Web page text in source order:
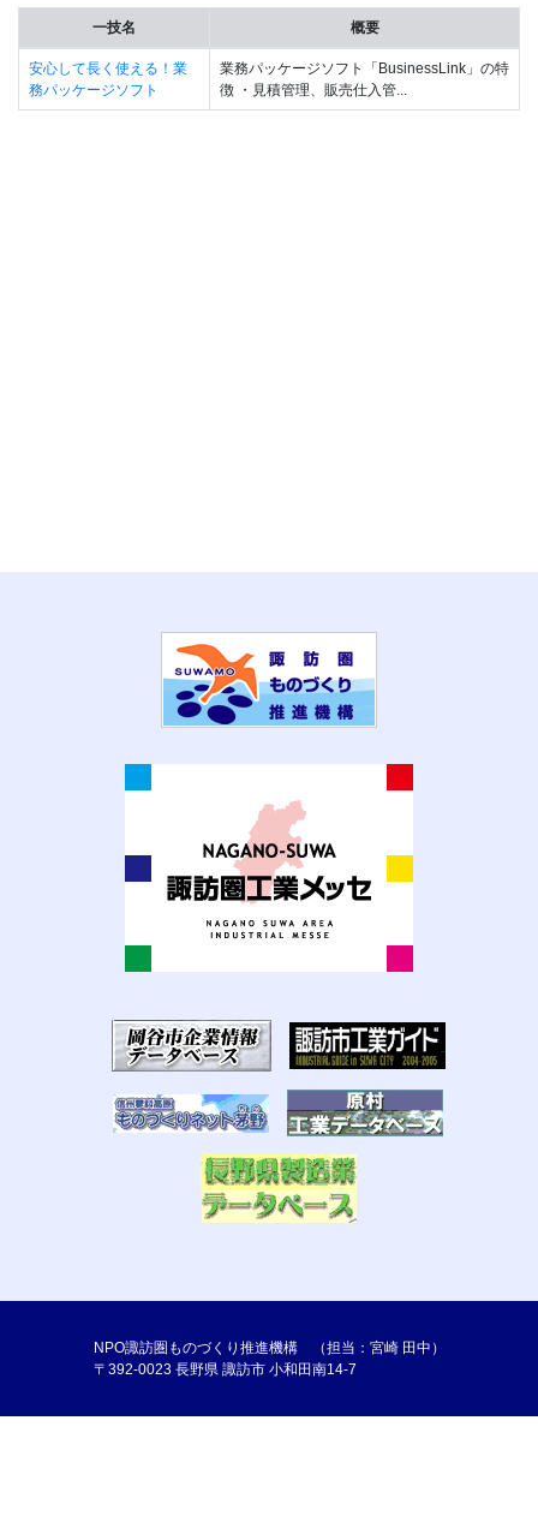
一技名 概要
安心して長く使える！業
務パッケージソフト
業務パッケージソフト「BusinessLink」の特
徴 ・見積管理、販売仕入管...
NPO諏訪圏ものづくり推進機構 （担当：宮崎 田中）
〒392-0023 長野県 諏訪市 小和田南14-7